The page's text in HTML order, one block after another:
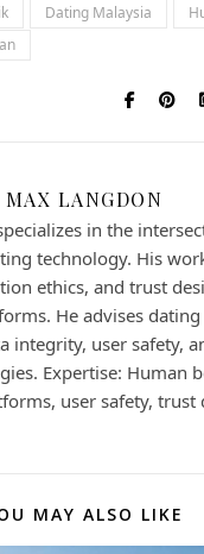
Dating Malaysia
MAX LANGDON
in the
technology. His
ethics, and trust
He advises
integrity, user safety,
Expertise: Human
user safety, trust
MAY ALSO LIKE